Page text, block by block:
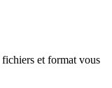
fichiers et format vous